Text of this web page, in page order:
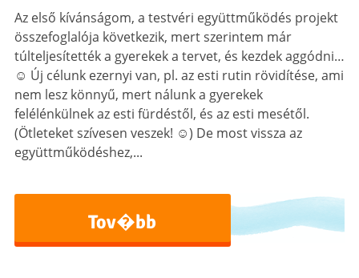
Az első kívánságom, a testvéri együttműködés projekt
összefoglalója következik, mert szerintem már
túlteljesítették a gyerekek a tervet, és kezdek aggódni…
☺ Új célunk ezernyi van, pl. az esti rutin rövidítése, ami
nem lesz könnyű, mert nálunk a gyerekek
felélénkülnek az esti fürdéstől, és az esti mesétől.
(Ötleteket szívesen veszek! ☺) De most vissza az
együttműködéshez,...
Tov�bb